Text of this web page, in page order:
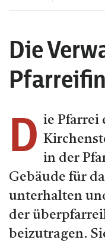
Die
D ie Pfarrei
in der
Gebäude für
unterhalten
der
beizutragen.